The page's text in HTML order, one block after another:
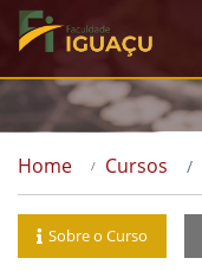
Home Cursos
Sobre o Curso